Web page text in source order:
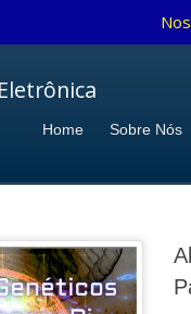
Home Sobre Nós